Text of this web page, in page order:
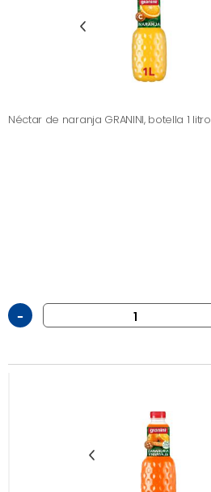
Néctar de naranja GRANINI, botella 1 litro
-